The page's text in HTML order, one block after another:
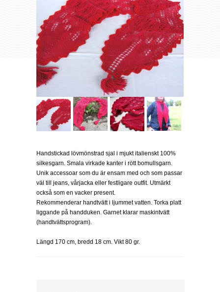
Handstickad lövmönstrad sjal i mjukt italienskt 100%
silkesgarn. Smala virkade kanter i rött bomullsgarn.
Unik accessoar som du är ensam med och som passar
väl till jeans, vårjacka eller festligare outfit. Utmärkt
också som en vacker present.
Rekommenderar handtvätt i ljummet vatten. Torka platt
liggande på handduken. Garnet klarar maskintvätt
(handtvättsprogram).
Längd 170 cm, bredd 18 cm. Vikt 80 gr.